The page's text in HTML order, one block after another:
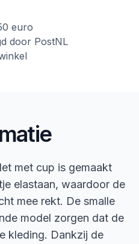
euro
door PostNL
met cup is gemaakt
elastaan, waardoor de
mee rekt. De smalle
model zorgen dat de
kleding. Dankzij de